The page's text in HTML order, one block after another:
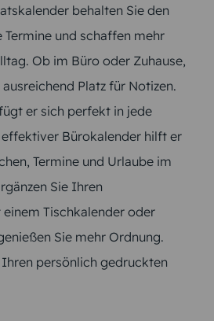
behalten Sie den
und schaffen mehr
Ob im Büro oder Zuhause,
Platz für Notizen.
er sich perfekt in jede
Bürokalender hilft er
Termine und Urlaube im
Sie Ihren
Tischkalender oder
Sie mehr Ordnung.
persönlich gedruckten